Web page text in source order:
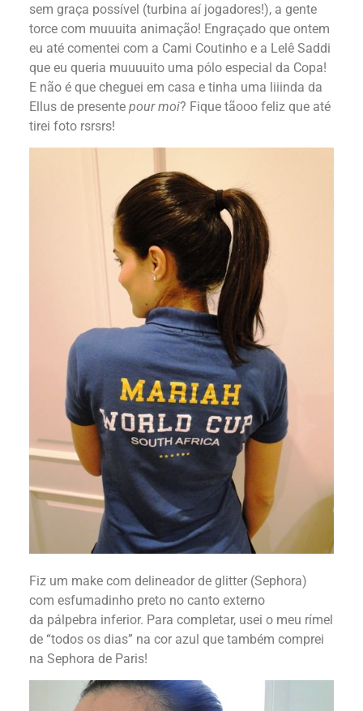
sem graça possível (turbina aí jogadores!), a gente
torce com muuuita animação! Engraçado que ontem
eu até comentei com a Cami Coutinho e a Lelê Saddi
que eu queria muuuuito uma pólo especial da Copa!
E não é que cheguei em casa e tinha uma liiinda da
Ellus de presente pour moi? Fique tãooo feliz que até
tirei foto rsrsrs!
Fiz um make com delineador de glitter (Sephora)
com esfumadinho preto no canto externo
da pálpebra inferior. Para completar, usei o meu rímel
de “todos os dias” na cor azul que também comprei
na Sephora de Paris!